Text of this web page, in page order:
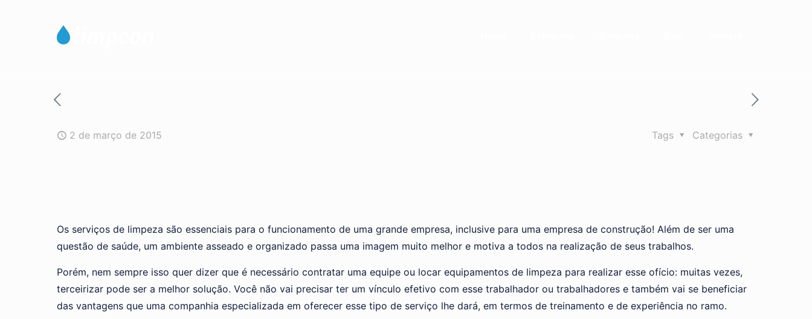
2 de março de 2015 Categorias
Tags
Os serviços de limpeza são essenciais para o funcionamento de uma grande empresa, inclusive para uma empresa de construção! Além de ser uma
questão de saúde, um ambiente asseado e organizado passa uma imagem muito melhor e motiva a todos na realização de seus trabalhos.
Porém, nem sempre isso quer dizer que é necessário contratar uma equipe ou locar equipamentos de limpeza para realizar esse ofício: muitas vezes,
terceirizar pode ser a melhor solução. Você não vai precisar ter um vínculo efetivo com esse trabalhador ou trabalhadores e também vai se beneficiar
das vantagens que uma companhia especializada em oferecer esse tipo de serviço lhe dará, em termos de treinamento e de experiência no ramo.